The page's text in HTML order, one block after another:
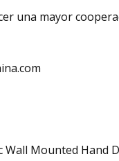
una mayor